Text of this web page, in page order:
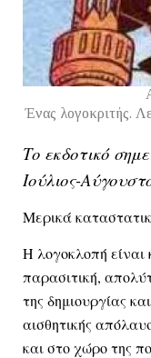
Ένας λογοκριτής.
Το εκδοτικό
Ιούλιος-
Μερικά
Η λογοκλοπή
παρασιτική,
της δημιουργίας
αισθητικής
και στο χώρο της